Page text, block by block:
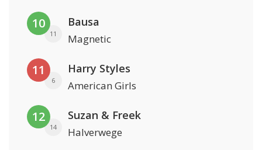
10
11
Bausa
Magnetic
11
6
Harry Styles
American Girls
12
14
Suzan & Freek
Halverwege